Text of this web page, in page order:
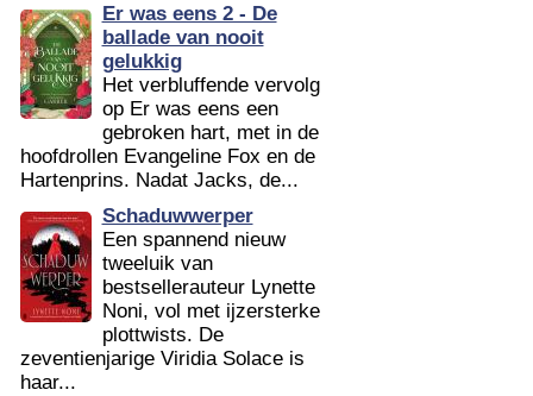
Er was eens 2 - De
ballade van nooit
gelukkig
Het verbluffende vervolg
op Er was eens een
gebroken hart, met in de
hoofdrollen Evangeline Fox en de
Hartenprins. Nadat Jacks, de...
Schaduwwerper
Een spannend nieuw
tweeluik van
bestsellerauteur Lynette
Noni, vol met ijzersterke
plottwists. De
zeventienjarige Viridia Solace is
haar...